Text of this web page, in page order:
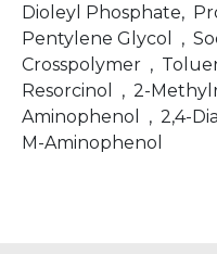
Dioleyl Phosphate,
Pentylene Glycol ,
Crosspolymer ,
Resorcinol , 2-
Aminophenol , 2,4-
M-Aminophenol